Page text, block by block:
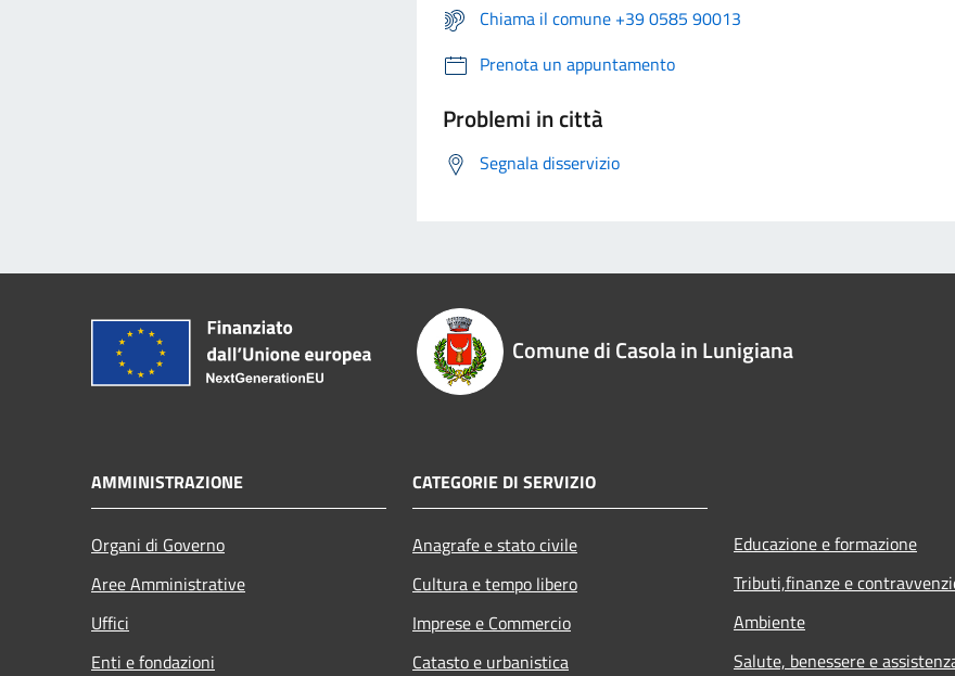
Chiama il comune +39 0585 90013
Prenota un appuntamento
Problemi in città
Segnala disservizio
Comune di Casola in Lunigiana
AMMINISTRAZIONE
Organi di Governo
Aree Amministrative
Uffici
Enti e fondazioni
CATEGORIE DI SERVIZIO
Anagrafe e stato civile
Cultura e tempo libero
Imprese e Commercio
Catasto e urbanistica
Educazione e formazione
Tributi,finanze e
Ambiente
Salute, benessere e